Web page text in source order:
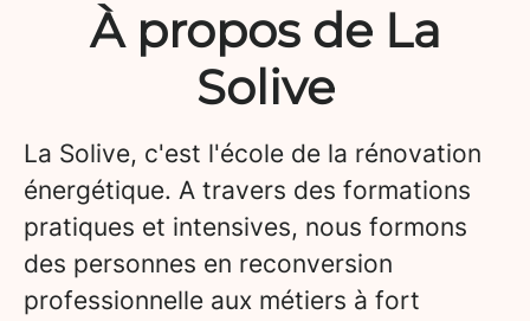
À propos de La
Solive
La Solive, c'est l'école de la rénovation
énergétique. A travers des formations
pratiques et intensives, nous formons
des personnes en reconversion
professionnelle aux métiers à fort